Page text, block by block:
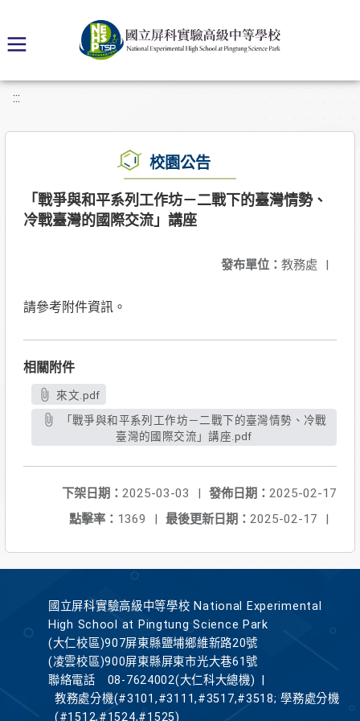
:::
校園公告
「戰爭與和平系列工作坊－二戰下的臺灣情勢、
冷戰臺灣的國際交流」講座
發布單位： 教務處 |
請參考附件資訊。
相關附件
來文.pdf
臺灣的國際交流」講座.pdf
發佈日期： 2025-02-17
下架日期： 2025-03-03
|
最後更新日期： 2025-02-17 |
點擊率： 1369 |
國立屏科實驗高級中等學校 National Experimental
High School at Pingtung Science Park
(大仁校區)907屏東縣鹽埔鄉維新路20號
(凌雲校區)900屏東縣屏東市光大巷61號
聯絡電話
08-7624002(大仁科大總機)
教務處分機(#3101,#3111,#3517,#3518; 學務處分機
(#1512,#1524,#1525)